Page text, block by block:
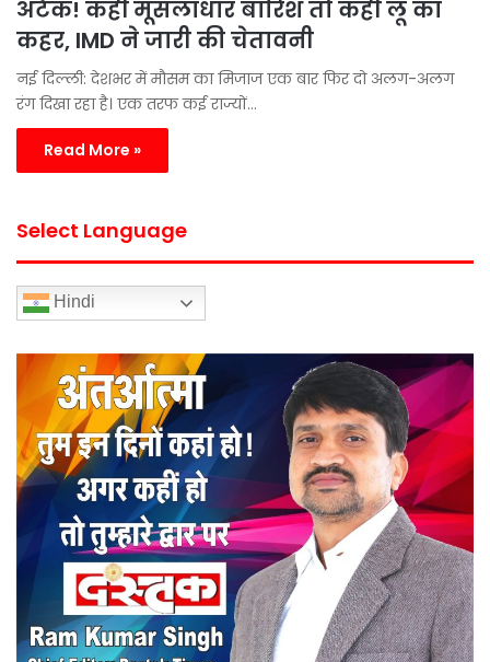
अटैक! कहीं मूसलाधार बारिश तो कहीं लू का
कहर, IMD ने जारी की चेतावनी
नई दिल्ली: देशभर में मौसम का मिजाज एक बार फिर दो अलग-अलग
रंग दिखा रहा है। एक तरफ कई राज्यों…
Read More »
Select Language
Hindi